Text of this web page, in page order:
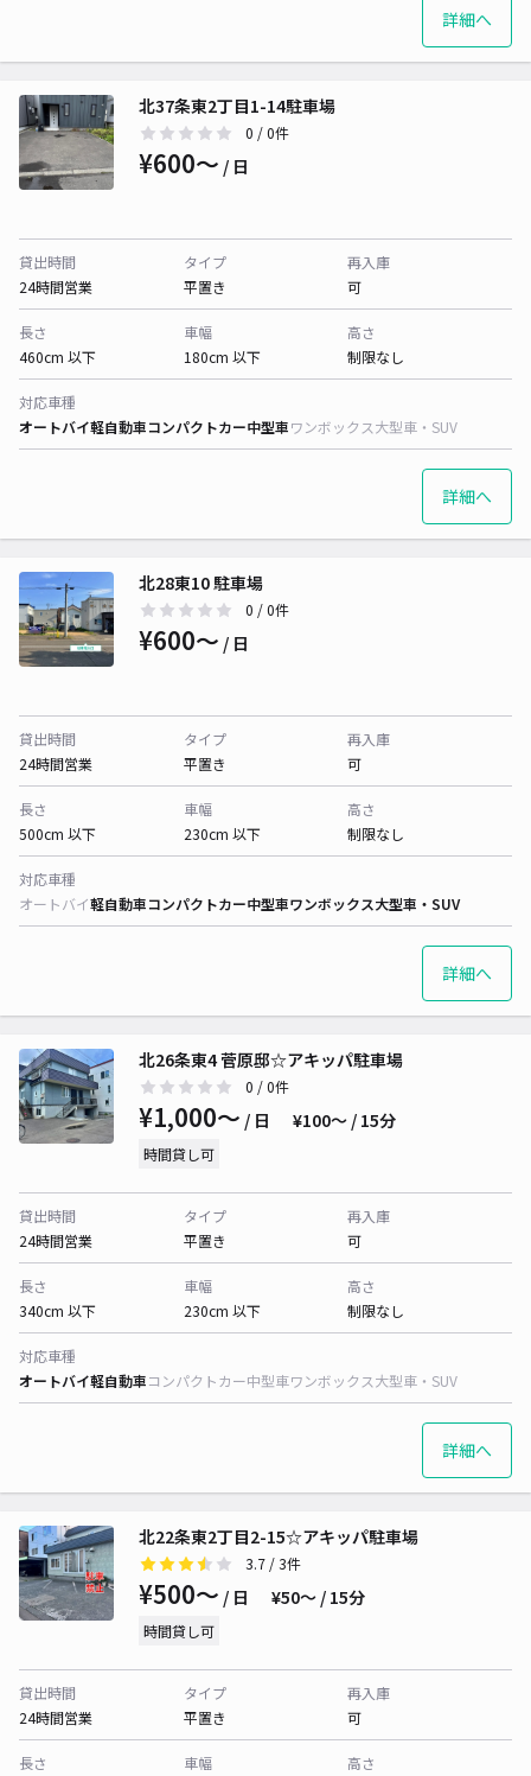
詳細へ
北37条東2丁目1-14駐車場
0 / 0件
¥600〜 / 日
貸出時間
24時間営業
タイプ
平置き
再入庫
可
長さ
460cm 以下
車幅
180cm 以下
高さ
制限なし
対応車種
オートバイ軽自動車コンパクトカー中型車ワンボックス大型車・SUV
詳細へ
北28東10 駐車場
0 / 0件
¥600〜 / 日
貸出時間
24時間営業
タイプ
平置き
再入庫
可
長さ
500cm 以下
車幅
230cm 以下
高さ
制限なし
対応車種
オートバイ軽自動車コンパクトカー中型車ワンボックス大型車・SUV
詳細へ
北26条東4 菅原邸☆アキッパ駐車場
0 / 0件
¥1,000〜 / 日 ¥100〜 / 15分
時間貸し可
貸出時間
24時間営業
タイプ
平置き
再入庫
可
長さ
340cm 以下
車幅
230cm 以下
高さ
制限なし
対応車種
オートバイ軽自動車コンパクトカー中型車ワンボックス大型車・SUV
詳細へ
北22条東2丁目2-15☆アキッパ駐車場
3.7 / 3件
¥500〜 / 日 ¥50〜 / 15分
時間貸し可
貸出時間
24時間営業
タイプ
平置き
再入庫
可
長さ
車幅
高さ